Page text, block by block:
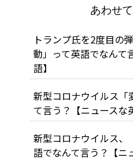
あわせ
トランプ氏を2度目の
動」って英語でなんて
語】
新型コロナウイルス「
て言う？【ニュースな
新型コロナウイルス、
語でなんて言う？【ニ